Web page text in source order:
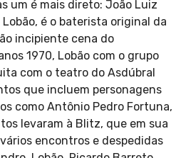
um é mais direto: João Luiz
é o baterista original da
incipiente cena do
1970, Lobão com o grupo
com o teatro do Asdúbral
que incluem personagens
como Antônio Pedro Fortuna,
levaram à Blitz, que em sua
encontros e despedidas